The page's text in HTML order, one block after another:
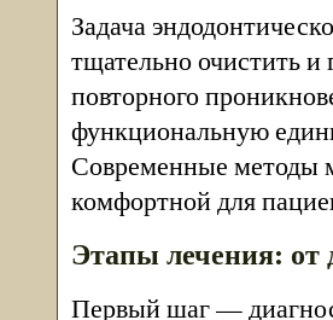
Задача
тщательно очистить и
повторного
функциональную
Современные методы
комфортной для
Этапы лечения: от
Первый шаг —